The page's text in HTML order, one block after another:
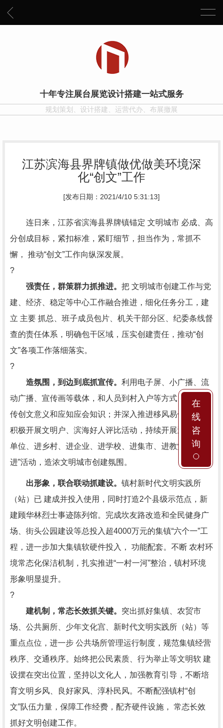
十年专注展台展览设计搭建一站式服务
规划策划、设计搭建、运营代办、布展撤展
江苏滨海县界牌镇做优做美环境深
化“创文”工作
[发布日期：2021/4/10 5:31:13]
连日来，江苏省滨海县界牌镇锚定 文明城市 必成、高
分创成目标，紧扣标准，紧盯细节，担当作为，常抓不
懈， 推动“创文”工作向纵深发展。
?
强责任，群策群力抓推进。 把 文明城市创建工作与党
建、经济、稳定等中心工作融合推进，细化任务分工，建
立 主要 抓总、班子成员包片、机关干部分区、纪委条线督
查的责任体系，明确包干区域，压实创建责任，推动“创
文”各项工作落细落实。
?
造氛围，到边到底抓宣传。 利用电子屏、小广播、流
动广播、宣传画等载体，和人员到村入户等方式，广泛宣
传创文意义和应知应会知识；并深入推进移风易俗活动，
积极开展文明户、滨海好人评比活动，持续开展送文化“进
单位、进乡村、进企业、进学校、进集市、进教堂”等“六
进”活动，造浓文明城市创建氛围。
出形象，联合联动抓建设。 镇村新时代文明实践所
（站）已 建成并投入使用，同时打造2个县级示范点，新
建顾华林烈士事迹陈列馆。完成坎友路改造和全民健身广
场、街头公园建设等总投入超4000万元的集镇“六个一”工
程，进一步加大集镇软硬件投入， 功能配套。不断 农村环
境常态化保洁机制，扎实推进“一村一河”整治，镇村环境
形象明显提升。
?
建机制，常态长效抓关键。 突出抓好集镇、农贸市
场、公共厕所、少年文化宫、新时代文明实践所（站）等
重点点位，进一步 公共场所管理运行制度，规范集镇经营
秩序、交通秩序。始终把公民素质、行为举止等文明软 建
设摆在突出位置，坚持以文化人，加强教育引导，不断培
育文明乡风、良好家风、淳朴民风。不断配强镇村“创
文”队伍力量，保障工作经费，配齐硬件设施， 常态长效
抓好文明创建工作。
在
线
咨
询